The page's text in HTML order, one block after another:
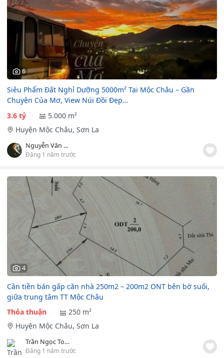
6
Siêu Phẩm Đất Nghỉ Dưỡng 5000m² Tại Mộc Châu – Gần
Chuyện Của Mơ, View Núi Đồi Đẹp…
3.6 tỷ
5.000 m²
Huyện Mộc Châu, Sơn La
Nguyễn Văn An
Đăng 1 năm trước
4
Cần tiền bán gấp căn nhà 250m2 – 200m2 ONT bên bờ suối,
giữa trung tâm TT Mộc Châu
Thỏa thuận
250 m²
Huyện Mộc Châu, Sơn La
Trần Ngọc Toàn
Đăng 1 năm trước